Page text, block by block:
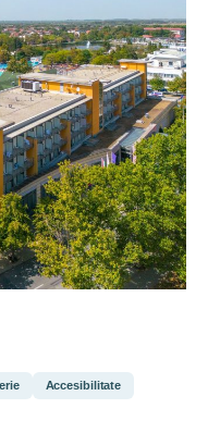
Accesibilitate